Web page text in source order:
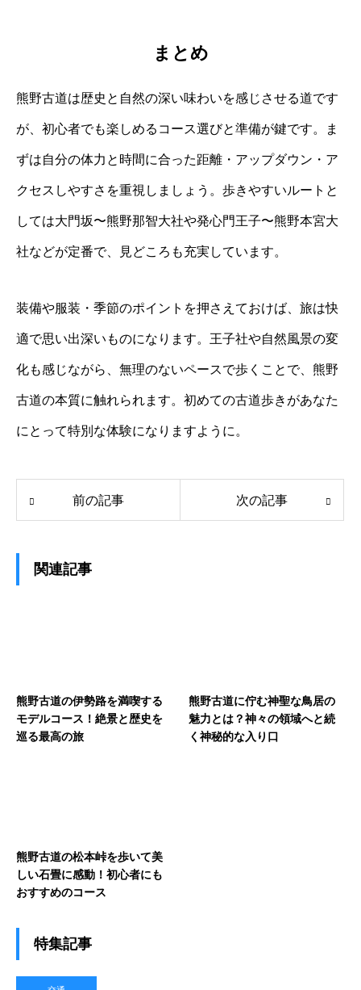
まとめ
熊野古道は歴史と自然の深い味わいを感じさせる道です
が、初心者でも楽しめるコース選びと準備が鍵です。ま
ずは自分の体力と時間に合った距離・アップダウン・ア
クセスしやすさを重視しましょう。歩きやすいルートと
しては大門坂〜熊野那智大社や発心門王子〜熊野本宮大
社などが定番で、見どころも充実しています。
装備や服装・季節のポイントを押さえておけば、旅は快
適で思い出深いものになります。王子社や自然風景の変
化も感じながら、無理のないペースで歩くことで、熊野
古道の本質に触れられます。初めての古道歩きがあなた
にとって特別な体験になりますように。
前の記事 次の記事
関連記事
熊野古道の伊勢路を満喫する
モデルコース！絶景と歴史を
巡る最高の旅
熊野古道に佇む神聖な鳥居の
魅力とは？神々の領域へと続
く神秘的な入り口
熊野古道の松本峠を歩いて美
しい石畳に感動！初心者にも
おすすめのコース
特集記事